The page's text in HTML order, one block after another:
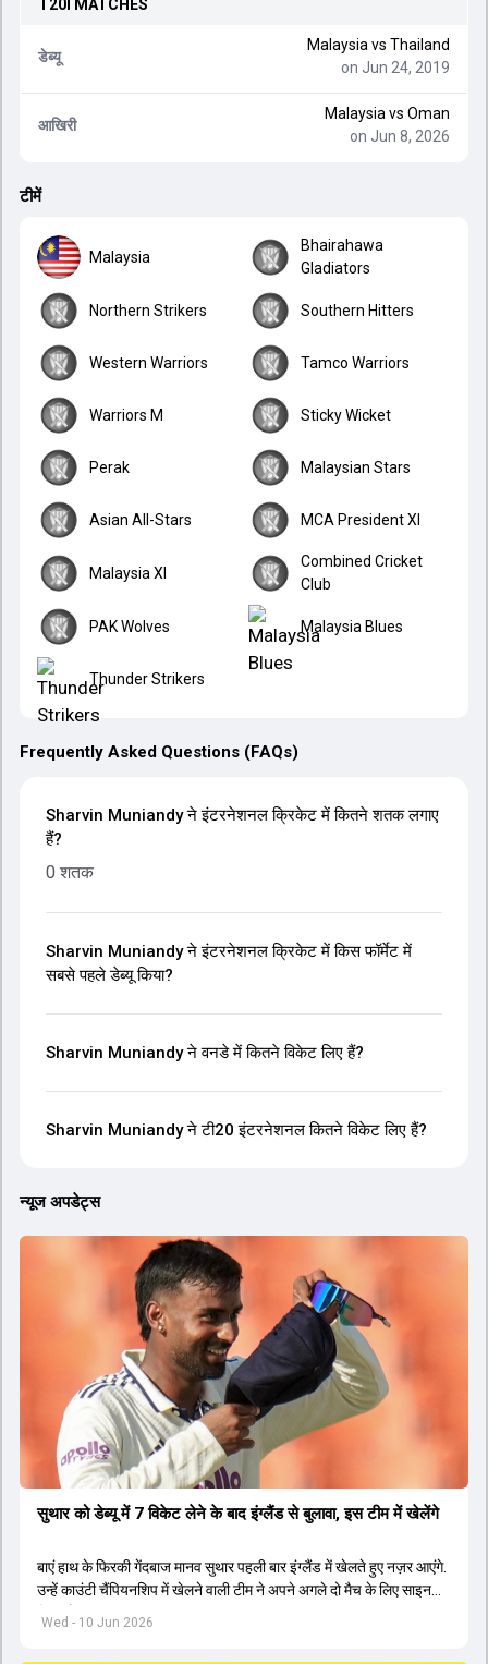
T20I MATCHES
डेब्यू
Malaysia vs Thailand
on Jun 24, 2019
आखिरी
Malaysia vs Oman
on Jun 8, 2026
टीमें
Malaysia
Bhairahawa
Gladiators
Northern Strikers Southern Hitters
Western Warriors Tamco Warriors
Warriors M Sticky Wicket
Perak Malaysian Stars
Asian All-Stars MCA President XI
Malaysia XI
Combined Cricket
Club
PAK Wolves Malaysia Blues
Thunder Strikers
Frequently Asked Questions (FAQs)
Sharvin Muniandy ने इंटरनेशनल क्रिकेट में कितने शतक लगाए
हैं?
0 शतक
Sharvin Muniandy ने इंटरनेशनल क्रिकेट में किस फॉर्मेट में
सबसे पहले डेब्यू किया?
Sharvin Muniandy ने वनडे में कितने विकेट लिए हैं?
Sharvin Muniandy ने टी20 इंटरनेशनल कितने विकेट लिए हैं?
न्यूज अपडेट्स
Wed - 10 Jun 2026
सुथार को डेब्यू में 7 विकेट लेने के बाद इंग्लैंड से बुलावा, इस टीम में खेलेंगे
बाएं हाथ के फिरकी गेंदबाज मानव सुथार पहली बार इंग्लैंड में खेलते हुए नज़र आएंगे.
उन्हें काउंटी चैंपियनशिप में खेलने वाली टीम ने अपने अगले दो मैच के लिए साइन
किया है.